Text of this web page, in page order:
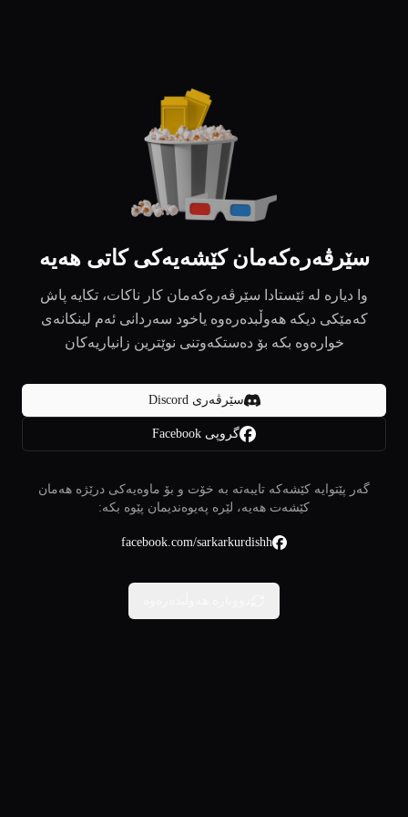
سێرڤەرەکەمان کێشەیەکی کاتی هەیە
وا دیارە لە ئێستادا سێرڤەرەکەمان کار ناکات، تکایە پاش
کەمێکی دیکە هەوڵبدەرەوە یاخود سەردانی ئەم لینکانەی
خوارەوە بکە بۆ دەستکەوتنی نوێترین زانیاریەکان
سێرڤەری Discord
گروپی Facebook
گەر پێتوایە کێشەکە تایبەتە بە خۆت و بۆ ماوەیەکی درێژە هەمان
کێشەت هەیە، لێرە پەیوەندیمان پێوە بکە:
facebook.com/sarkarkurdishh